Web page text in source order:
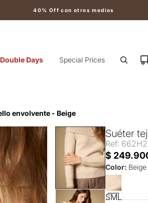
40% Off con otros medios
Double Days Special Prices
envolvente - Beige
Suéter
Ref:
$
Color: Beige
SML